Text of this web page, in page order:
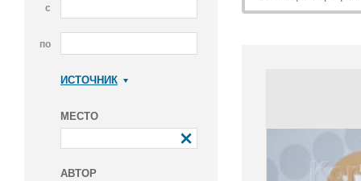
с
по
ИСТОЧНИК
МЕСТО
АВТОР